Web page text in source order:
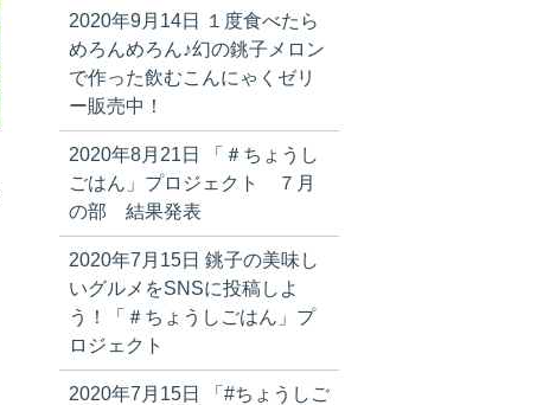
2020年9月14日
１度食べたら
めろんめろん♪幻の銚子メロン
で作った飲むこんにゃくゼリ
ー販売中！
2020年8月21日
「＃ちょうし
ごはん」プロジェクト ７月
の部 結果発表
2020年7月15日 銚子の美味し
いグルメをSNSに投稿しよ
う！「＃ちょうしごはん」プ
ロジェクト
2020年7月15日
「#ちょうしご